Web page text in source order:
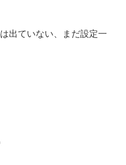
出ていない、まだ設定一